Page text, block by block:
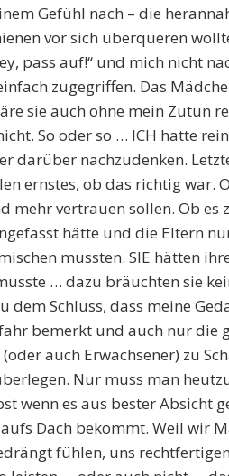
Gefühl nach – die
vor sich überqueren
pass auf!“ und mich nicht
zugegriffen. Das
sie auch ohne mein Zutun
So oder so … ICH hatte
darüber nachzudenken.
ernstes, ob das richtig war.
vertrauen sollen. Ob es
hätte und die Eltern
mussten. SIE hätten
… dazu bräuchten sie
Schluss, dass meine
bemerkt und auch nur die
auch Erwachsener) zu
Nur muss man
wenn es aus bester Absicht
Dach bekommt. Weil wir
fühlen, uns